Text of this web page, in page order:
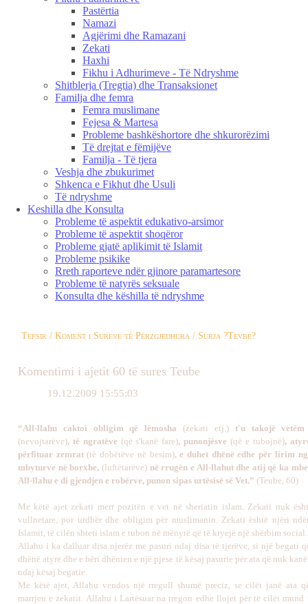
Pastërtia
Namazi
Agjërimi dhe Ramazani
Zekati
Haxhi
Fikhu i Adhurimeve - Të Ndryshme
Shitblerja (Tregtia) dhe Transaksionet
Familja dhe femra
Femra muslimane
Fejesa & Martesa
Probleme bashkëshortore dhe shkurorëzimi
Të drejtat e fëmijëve
Familja - Të tjera
Veshja dhe zbukurimet
Shkenca e Fikhut dhe Usuli
Të ndryshme
Keshilla dhe Konsulta
Probleme të aspektit edukativo-arsimor
Probleme të aspektit shoqëror
Probleme gjatë aplikimit të Islamit
Probleme psikike
Rreth raporteve ndër gjinore paramartesore
Probleme të natyrës seksuale
Konsulta dhe këshilla të ndryshme
Tefsir / Koment i Sureve të Përzgjedhura / Surja ?Tevbe?
Komentimi i ajetit 60 të sures Teube
19.12.2009 15:55:03
“All-llahu caktoi obligim që lëmosha(zekati etj.)t'u takojë vetëm
(nevojtarëve), të ngratëve (që s'kanë fare), punonjësve (që e tubojnë),
përfituar zemrat(të dobëtëve në besim), e duhet dhënë edhe për lirim
mbyturve në borxhe, (luftëtarëve)në rrugën e All-llahut dhe atij që ka
All-llahu e di gjendjen e robërve, punon sipas urtësisë së Vet.” (Teube, 60)
Me këtë ajet zekati merr pozitën e vet në sheriatin islam. Zekati nuk
vullnetare, por urdhër dhe obligim për muslimanin. Zekati është njëri
Islamit, të cilën shteti islam e tubon në mënyrë që të kryejë një shërbim social.
Allahu i ka dalluar disa njerëz me pasuri ndaj disa të tjerëve, si një begati
dhënë atyre dhe e bëri dhënien e një pjese të kësaj pasurie për ata që nuk
ndaj kësaj begatie.
Me këtë ajet, Allahu vendos një rregull shumë preciz, se cilët janë ata
marrjen e zekatit. Allahu i Lartësuar na tregon edhe llojet për të cilët mund